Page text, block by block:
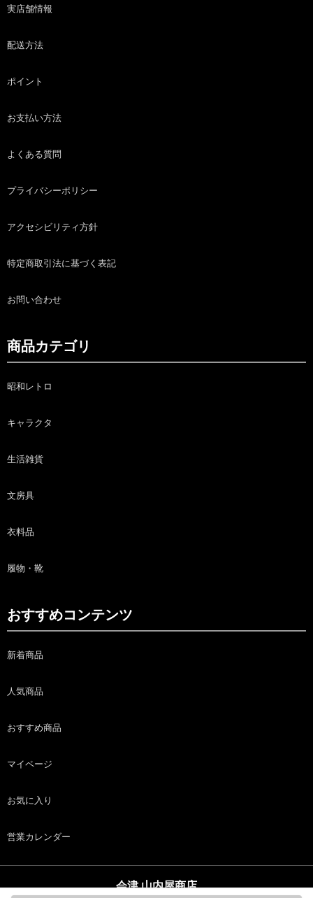
実店舗情報
配送方法
ポイント
お支払い方法
よくある質問
プライバシーポリシー
アクセシビリティ方針
特定商取引法に基づく表記
お問い合わせ
商品カテゴリ
昭和レトロ
キャラクタ
生活雑貨
文房具
衣料品
履物・靴
おすすめコンテンツ
新着商品
人気商品
おすすめ商品
マイページ
お気に入り
営業カレンダー
会津 山内屋商店